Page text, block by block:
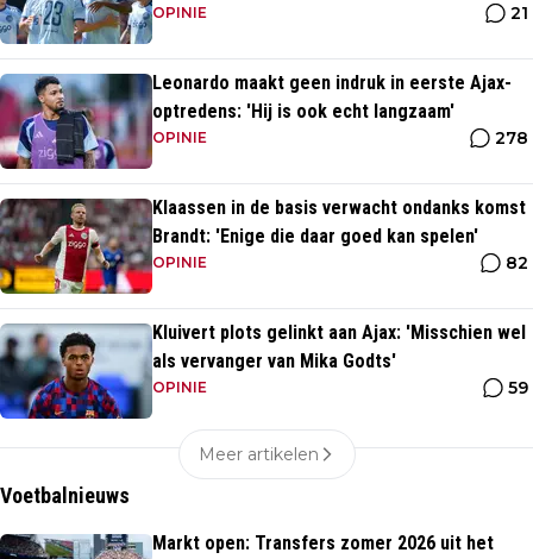
OPINIE 21
Leonardo maakt geen indruk in eerste Ajax-
optredens: 'Hij is ook echt langzaam'
OPINIE 278
Klaassen in de basis verwacht ondanks komst
Brandt: 'Enige die daar goed kan spelen'
OPINIE 82
Kluivert plots gelinkt aan Ajax: 'Misschien wel
als vervanger van Mika Godts'
OPINIE 59
Meer artikelen
Voetbalnieuws
Markt open: Transfers zomer 2026 uit het